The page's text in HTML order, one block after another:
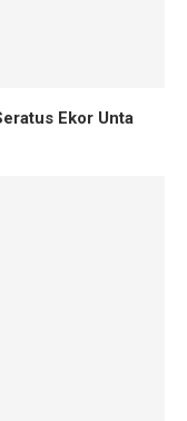
Ekor Unta